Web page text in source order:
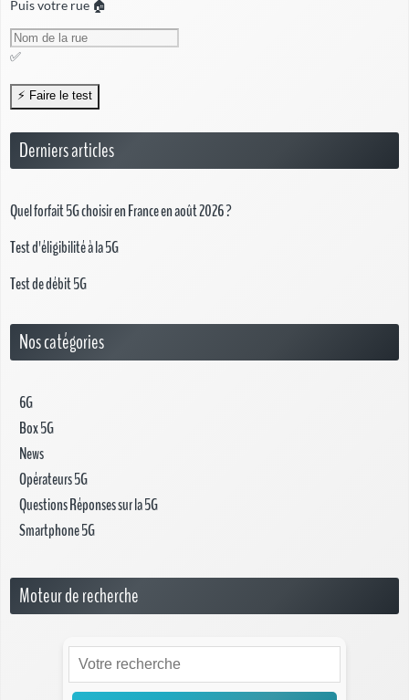
Puis votre rue 🏠
✅
Derniers articles
Quel forfait 5G choisir en France en août 2026 ?
Test d'éligibilité à la 5G
Test de débit 5G
Nos catégories
6G
Box 5G
News
Opérateurs 5G
Questions Réponses sur la 5G
Smartphone 5G
Moteur de recherche